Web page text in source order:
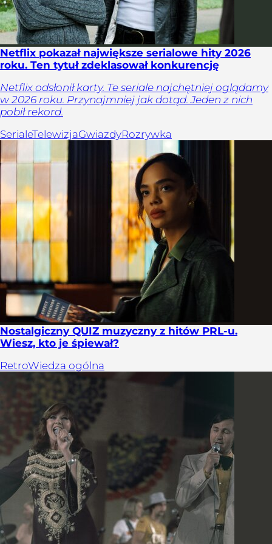
Netflix pokazał największe serialowe hity 2026
roku. Ten tytuł zdeklasował konkurencję
Netflix odsłonił karty. Te seriale najchętniej oglądamy
w 2026 roku. Przynajmniej jak dotąd. Jeden z nich
pobił rekord.
SerialeTelewizjaGwiazdyRozrywka
Nostalgiczny QUIZ muzyczny z hitów PRL-u.
Wiesz, kto je śpiewał?
RetroWiedza ogólna